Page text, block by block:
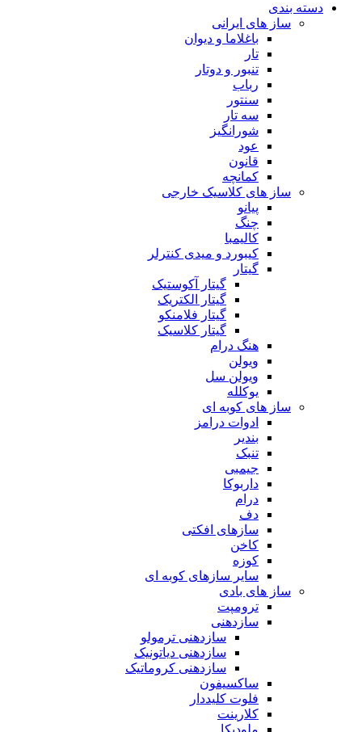
دسته بندی
ساز های ایرانی
باغلاما و دیوان
تار
تنبور و دوتار
رباب
سنتور
سه تار
شورانگیز
عود
قانون
کمانچه
ساز های کلاسیک خارجی
پیانو
چنگ
کالیمبا
کیبورد و میدی کنترلر
گیتار
گیتار آکوستیک
گیتار الکتریک
گیتار فلامنکو
گیتار کلاسیک
هنگ درام
ویولن
ویولن سل
یوکلله
ساز های کوبه ای
ادوات درامز
بندیر
تنبک
جیمبی
داربوکا
درام
دف
سازهای افکتی
کاخن
کوزه
سایر سازهای کوبه ای
ساز های بادی
ترومپت
سازدهنی
سازدهنی ترمولو
سازدهنی دیاتونیک
سازدهنی کروماتیک
ساکسیفون
فلوت کلیددار
کلارینت
ملودیکا